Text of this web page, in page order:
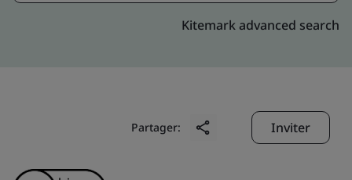
Kitemark advanced search
Partager: Inviter